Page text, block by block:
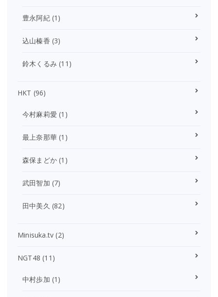
豊永阿紀(1)
込山榛香 (3)
鈴木くるみ (11)
HKT (96)
今村麻莉愛 (1)
最上奈那華 (1)
森保まどか (1)
武田智加 (7)
田中美久 (82)
Minisuka.tv (2)
NGT48 (11)
中村歩加 (1)